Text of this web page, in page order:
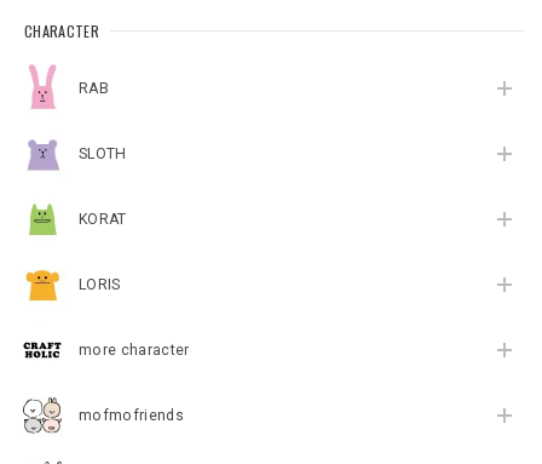
CHARACTER
RAB
SLOTH
KORAT
LORIS
more character
mofmofriends